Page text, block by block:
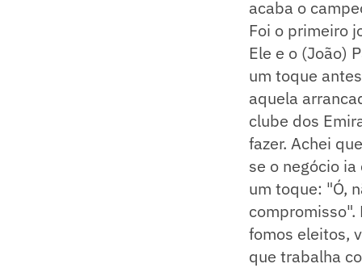
acaba o
Foi o primeiro
Ele e o (João)
um toque
aquela
clube dos
fazer. Achei
se o negócio
um toque: "Ó,
fomos eleitos,
que trabalha